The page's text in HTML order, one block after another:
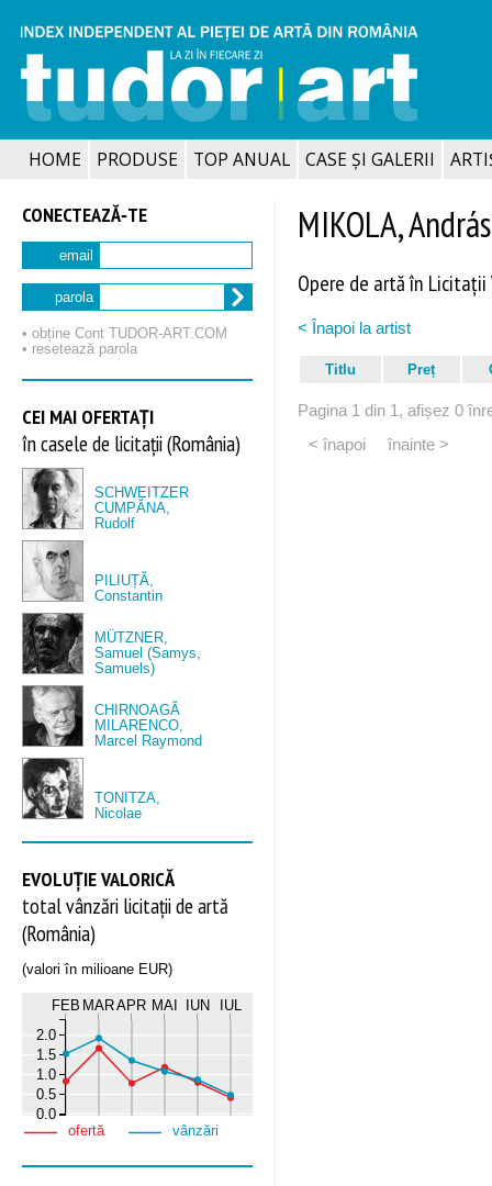
HOME PRODUSE TOP ANUAL CASE ȘI GALERII
CONECTEAZĂ‑TE
email
parola
• obține Cont TUDOR‑ART.COM
• resetează parola
CEI MAI OFERTAȚI
în casele de licitații (România)
SCHWEITZER
CUMPĂNA,
Rudolf
PILIUȚĂ,
Constantin
MÜTZNER,
Samuel (Samys,
Samuels)
CHIRNOAGĂ
MILARENCO,
Marcel Raymond
TONITZA,
Nicolae
EVOLUȚIE VALORICĂ
total vânzări licitații de artă
(România)
(valori în milioane EUR)
FEB MARAPR MAI IUN IUL
0.0
0.5
1.0
1.5
2.0
ofertă vânzări
MIKOLA, András
Opere de artă în
< Înapoi la artist
Titlu Preț
Pagina 1 din 1, afișez 0
< înapoi
înainte >